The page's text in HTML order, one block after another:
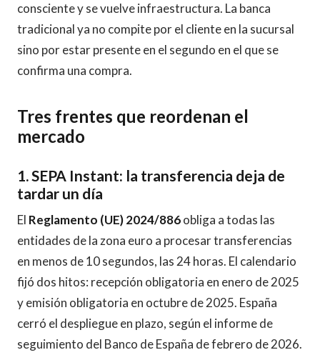
consciente y se vuelve infraestructura. La banca
tradicional ya no compite por el cliente en la sucursal
sino por estar presente en el segundo en el que se
confirma una compra.
Tres frentes que reordenan el
mercado
1. SEPA Instant: la transferencia deja de
tardar un día
El Reglamento (UE) 2024/886obliga a todas las
entidades de la zona euro a procesar transferencias
en menos de 10 segundos, las 24 horas. El calendario
fijó dos hitos: recepción obligatoria en enero de 2025
y emisión obligatoria en octubre de 2025. España
cerró el despliegue en plazo, según el informe de
seguimiento del Banco de España de febrero de 2026.